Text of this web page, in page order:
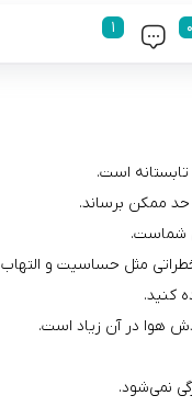
است.
حد ممکن برساند.
شماست.
مثل حساسیت و
کنید.
هوا در آن زیاد است.
نمی‌شود.